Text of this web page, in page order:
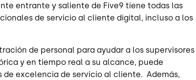
entrante y saliente de Five9 tiene todas las
de servicio al cliente digital, incluso a los
de personal para ayudar a los supervisores
y en tiempo real a su alcance, puede
excelencia de servicio al cliente. Además,